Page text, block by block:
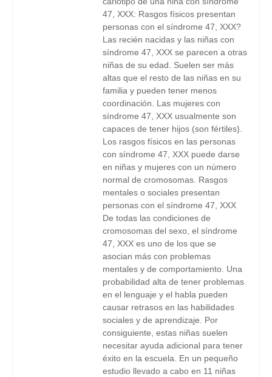
47, XXX: Rasgos físicos presentan
personas con el síndrome 47, XXX?
Las recién nacidas y las niñas con
síndrome 47, XXX se parecen a otras
niñas de su edad. Suelen ser más
altas que el resto de las niñas en su
familia y pueden tener menos
coordinación. Las mujeres con
síndrome 47, XXX usualmente son
capaces de tener hijos (son fértiles).
Los rasgos físicos en las personas
con síndrome 47, XXX puede darse
en niñas y mujeres con un número
normal de cromosomas. Rasgos
mentales o sociales presentan
personas con el síndrome 47, XXX
De todas las condiciones de
cromosomas del sexo, el síndrome
47, XXX es uno de los que se
asocian más con problemas
mentales y de comportamiento. Una
probabilidad alta de tener problemas
en el lenguaje y el habla pueden
causar retrasos en las habilidades
sociales y de aprendizaje. Por
consiguiente, estas niñas suelen
necesitar ayuda adicional para tener
éxito en la escuela. En un pequeño
estudio llevado a cabo en 11 niñas